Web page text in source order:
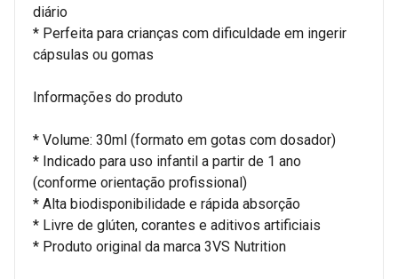
diário
* Perfeita para crianças com dificuldade em ingerir
cápsulas ou gomas
Informações do produto
* Volume: 30ml (formato em gotas com dosador)
* Indicado para uso infantil a partir de 1 ano
(conforme orientação profissional)
* Alta biodisponibilidade e rápida absorção
* Livre de glúten, corantes e aditivos artificiais
* Produto original da marca 3VS Nutrition